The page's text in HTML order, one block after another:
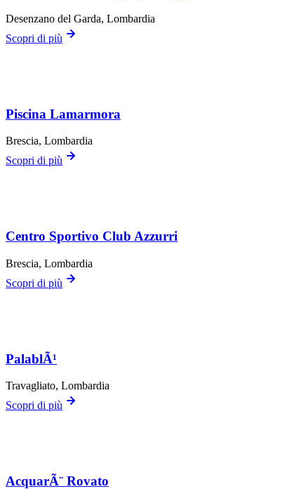
Desenzano del Garda, Lombardia
Scopri di più
Piscina Lamarmora
Brescia, Lombardia
Scopri di più
Centro Sportivo Club Azzurri
Brescia, Lombardia
Scopri di più
PalablÃ¹
Travagliato, Lombardia
Scopri di più
AcquarÃ¨ Rovato